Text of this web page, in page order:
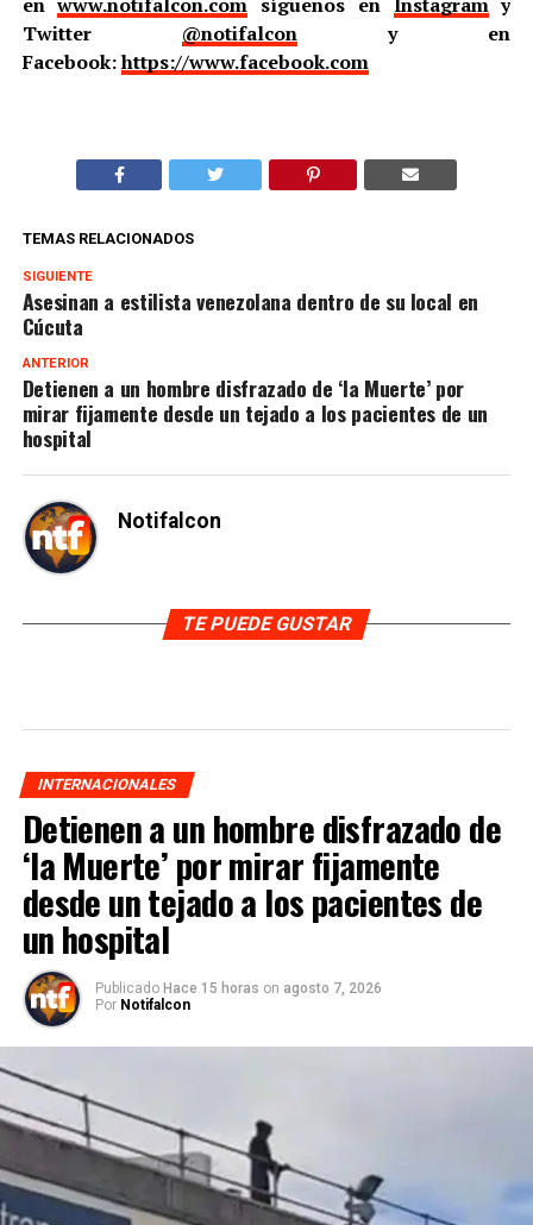
Twitter @notifalcony en
Facebook:https://www.facebook.com
TEMAS RELACIONADOS
SIGUIENTE
Asesinan a estilista venezolana dentro de su local en
Cúcuta
ANTERIOR
Detienen a un hombre disfrazado de ‘la Muerte’ por
mirar fijamente desde un tejado a los pacientes de un
hospital
Notifalcon
TE PUEDE GUSTAR
INTERNACIONALES
Detienen a un hombre disfrazado de
‘la Muerte’ por mirar fijamente
desde un tejado a los pacientes de
un hospital
Publicado Hace 15 horas on agosto 7, 2026
Por Notifalcon